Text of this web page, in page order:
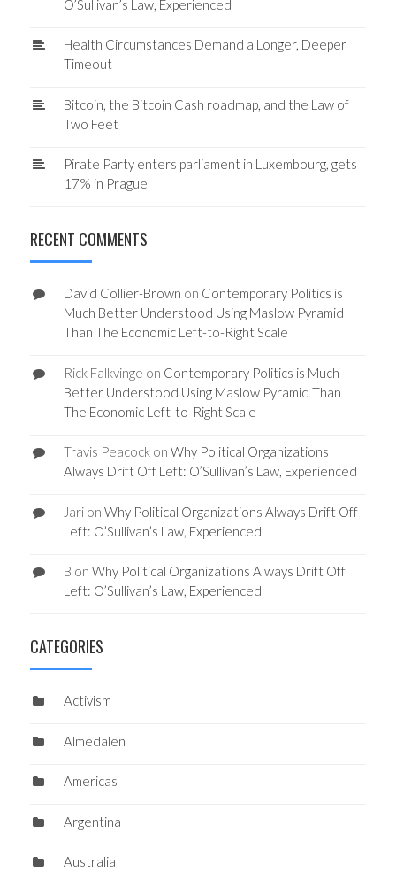
O’Sullivan’s Law, Experienced
Health Circumstances Demand a Longer, Deeper
Timeout
Bitcoin, the Bitcoin Cash roadmap, and the Law of
Two Feet
Pirate Party enters parliament in Luxembourg, gets
17% in Prague
RECENT COMMENTS
David Collier-Brown on Contemporary Politics is
Much Better Understood Using Maslow Pyramid
Than The Economic Left-to-Right Scale
Rick Falkvinge on Contemporary Politics is Much
Better Understood Using Maslow Pyramid Than
The Economic Left-to-Right Scale
Travis Peacockon Why Political Organizations
Always Drift Off Left: O’Sullivan’s Law, Experienced
Jarion Why Political Organizations Always Drift Off
Left: O’Sullivan’s Law, Experienced
B on Why Political Organizations Always Drift Off
Left: O’Sullivan’s Law, Experienced
CATEGORIES
Activism
Almedalen
Americas
Argentina
Australia